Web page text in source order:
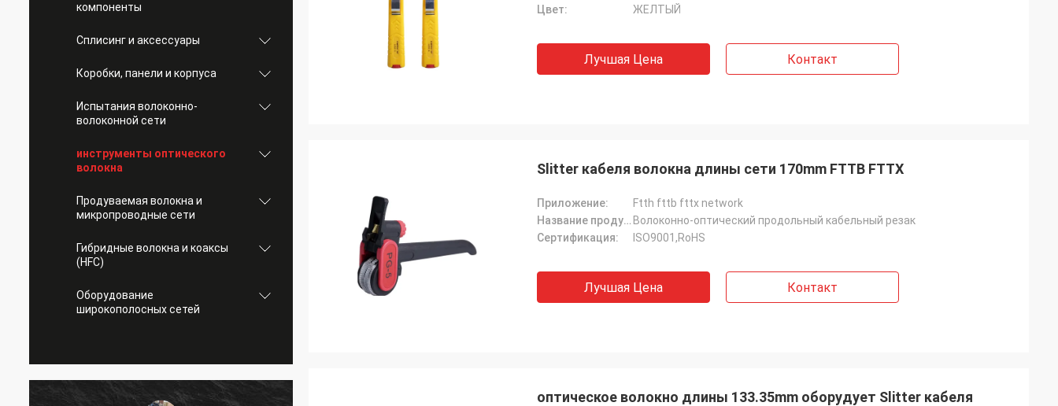
компоненты
Сплисинг и аксессуары
Коробки, панели и корпуса
Испытания волоконно-
волоконной сети
инструменты оптического
волокна
Продуваемая волокна и
микропроводные сети
Гибридные волокна и коаксы
(HFC)
Оборудование
широкополосных сетей
Цвет:
ЖЕЛТЫЙ
Лучшая Цена Контакт
Slitter кабеля волокна длины сети 170mm FTTB FTTX
Приложение:
Ftth fttb fttx network
Название продукта: Волоконно-оптический продольный кабельный резак
Сертификация:
ISO9001,RoHS
Лучшая Цена Контакт
оптическое волокно длины 133.35mm оборудует Slitter кабеля